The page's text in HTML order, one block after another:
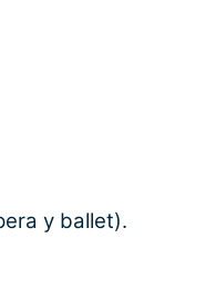
y ballet).